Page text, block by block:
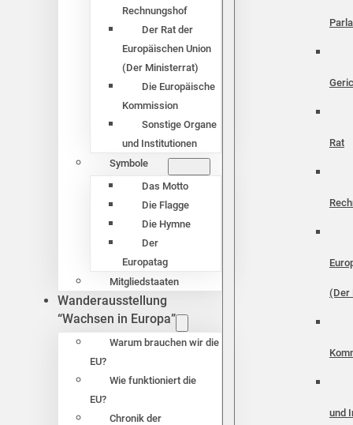
Rechnungshof
Der Rat der
Europäischen Union
(Der Ministerrat)
Die Europäische
Kommission
Sonstige Organe
und Institutionen
Symbole
Das Motto
Die Flagge
Die Hymne
Der
Europatag
Mitgliedstaaten
Wanderausstellung
“Wachsen in Europa”
Warum brauchen wir die
EU?
Wie funktioniert die
EU?
Chronik der
Rat
(Der
und